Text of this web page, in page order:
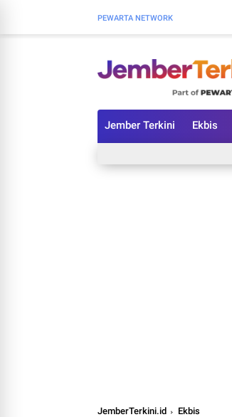
PEWARTA NETWORK
Jember Terkini Ekbis
JemberTerkini.id Ekbis